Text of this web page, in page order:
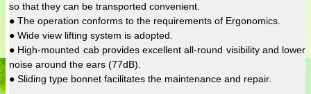
so that they can be transported convenient.
● The operation conforms to the requirements of Ergonomics.
● Wide view lifting system is adopted.
● High-mounted cab provides excellent all-round visibility and lower
noise around the ears (77dB).
● Sliding type bonnet facilitates the maintenance and repair.